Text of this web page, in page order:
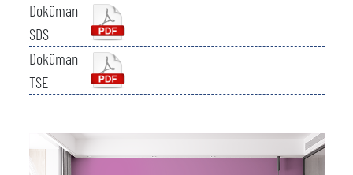
Doküman
SDS
Doküman
TSE